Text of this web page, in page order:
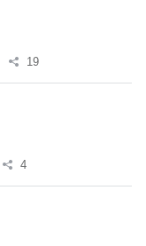
19
4